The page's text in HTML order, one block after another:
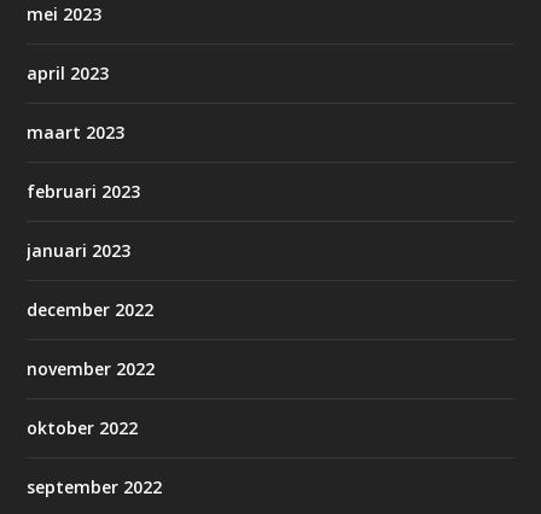
mei 2023
april 2023
maart 2023
februari 2023
januari 2023
december 2022
november 2022
oktober 2022
september 2022